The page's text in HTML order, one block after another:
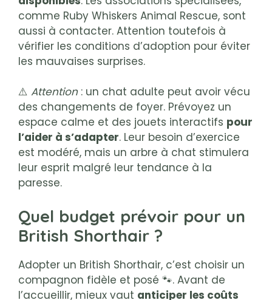
comme Ruby Whiskers Animal Rescue, sont
aussi à contacter. Attention toutefois à
vérifier les conditions d’adoption pour éviter
les mauvaises surprises.
⚠️ Attention: un chat adulte peut avoir vécu
des changements de foyer. Prévoyez un
espace calme et des jouets interactifs pour
l’aider à s’adapter. Leur besoin d’exercice
est modéré, mais un arbre à chat stimulera
leur esprit malgré leur tendance à la
paresse.
Quel budget prévoir pour un
British Shorthair ?
Adopter un British Shorthair, c’est choisir un
compagnon fidèle et posé 🐾. Avant de
l’accueillir, mieux vaut anticiper les coûts